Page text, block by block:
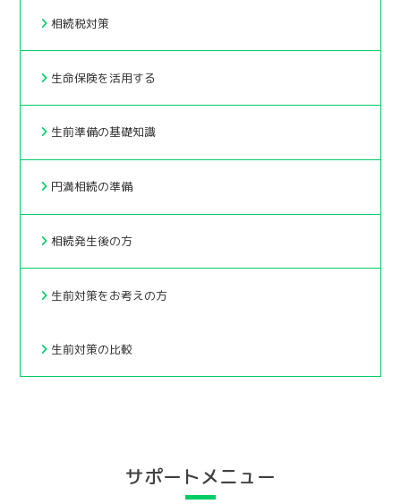
相続税対策
生命保険を活用する
生前準備の基礎知識
円満相続の準備
相続発生後の方
生前対策をお考えの方
生前対策の比較
サポートメニュー